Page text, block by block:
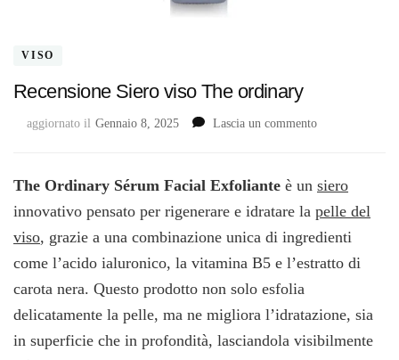
VISO
Recensione Siero viso The ordinary
aggiornato il Gennaio 8, 2025 Lascia un commentosu
viso
The
ordinary
The Ordinary Sérum Facial Exfoliante è un siero
innovativo pensato per rigenerare e idratare la pelle del
viso, grazie a una combinazione unica di ingredienti
come l’acido ialuronico, la vitamina B5 e l’estratto di
carota nera. Questo prodotto non solo esfolia
delicatamente la pelle, ma ne migliora l’idratazione, sia
in superficie che in profondità, lasciandola visibilmente